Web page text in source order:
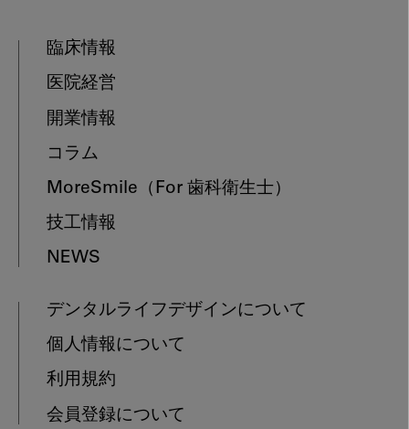
臨床情報
医院経営
開業情報
コラム
MoreSmile （For 歯科衛生士）
技工情報
NEWS
デンタルライフデザインについて
個人情報について
利用規約
会員登録について